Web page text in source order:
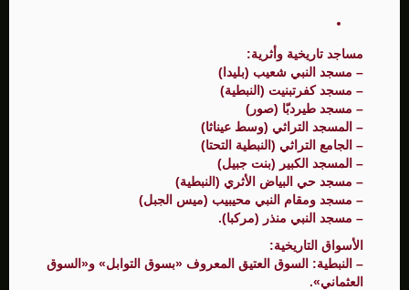
مساجد تاريخية وأثرية:
– مسجد النبي شعيب (بليدا)
– مسجد كفرتبنيت (النبطية)
– مسجد طيردبّا (صور)
– المسجد التراثي (وسط عيناثا)
– الجامع التراثي (النبطية التحتا)
– المسجد الكبير (بنت جبيل)
– مسجد حي البياض الأثري (النبطية)
– مسجد ومقام النبي محيبيب (ميس الجبل)
– مسجد النبي منذر (مركبا).
الأسواق التاريخية:
– النبطية: السوق العتيق المعروف «بسوق التوابل» و«السوق
العثماني».